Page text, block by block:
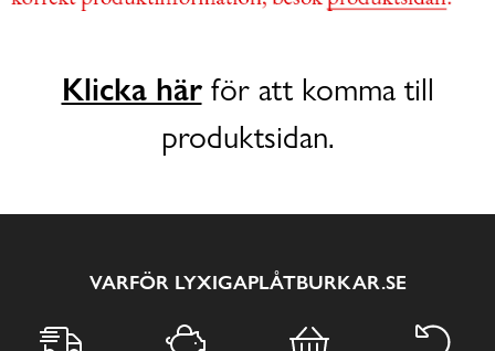
Klicka härför att komma till
produktsidan.
VARFÖR LYXIGAPLÅTBURKAR.SE